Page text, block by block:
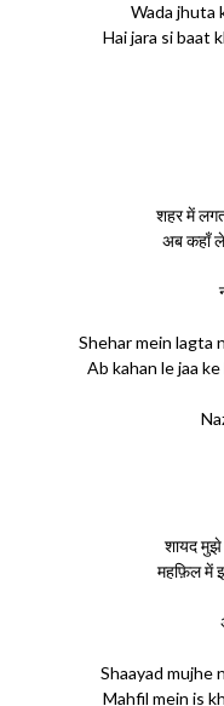
Wada jhuta
Hai jara si baat
शहर में
अब कहाँ
Shehar mein lagta
Ab kahan le jaa
शायद मुझे
महफ़िल में
Shaayad mujhe
Mahfil mein is